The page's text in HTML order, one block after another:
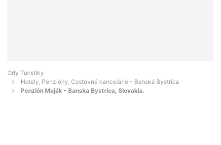
Orly Turistiky
Hotely, Penzióny, Cestovné kancelárie - Banská Bystrica
Penzión Maják - Banska Bystrica, Slovakia.